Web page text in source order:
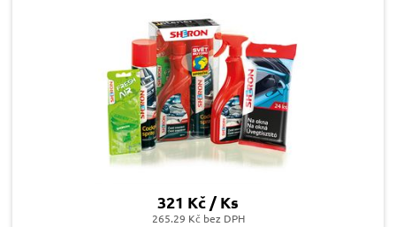
321 Kč / Ks
265.29 Kč bez DPH